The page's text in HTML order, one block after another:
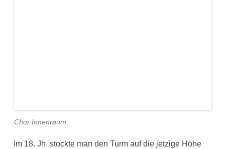
Chor Innenraum
Im 18. Jh. stockte man den Turm auf die jetzige Höhe